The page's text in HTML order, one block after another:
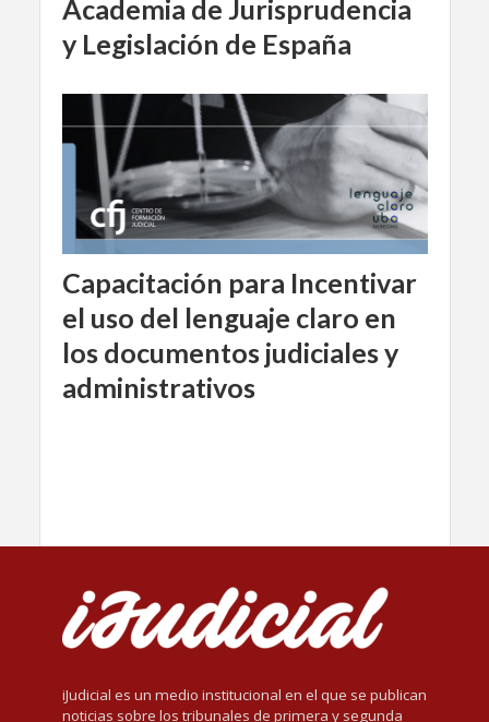
Academia de Jurisprudencia
y Legislación de España
Capacitación para Incentivar
el uso del lenguaje claro en
los documentos judiciales y
administrativos
iJudicial es un medio institucional en el que se publican
noticias sobre los tribunales de primera y segunda